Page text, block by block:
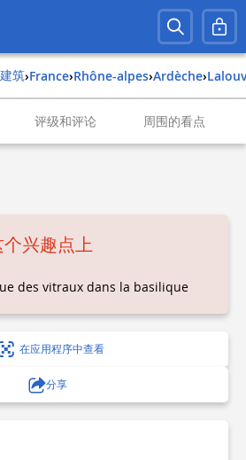
建筑› france› rhône-alpes› ardèche›
评级和评论 周围的看点
兴趣点上
des vitraux dans la basilique
在应用程序中查看
分享